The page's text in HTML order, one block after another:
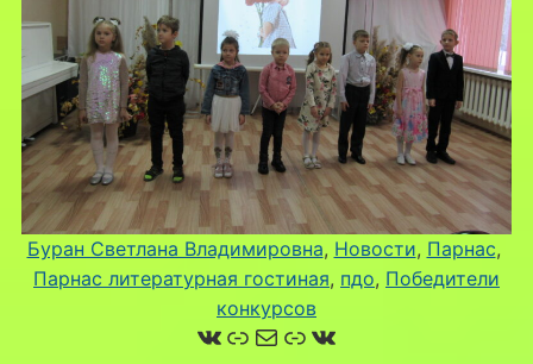
Буран Светлана Владимировна, Новости, Парнас
Парнас литературная гостиная, пдо, Победители
конкурсов
ВКонтакте
Ссылка
Почта
Ссылка
ВКонтакте